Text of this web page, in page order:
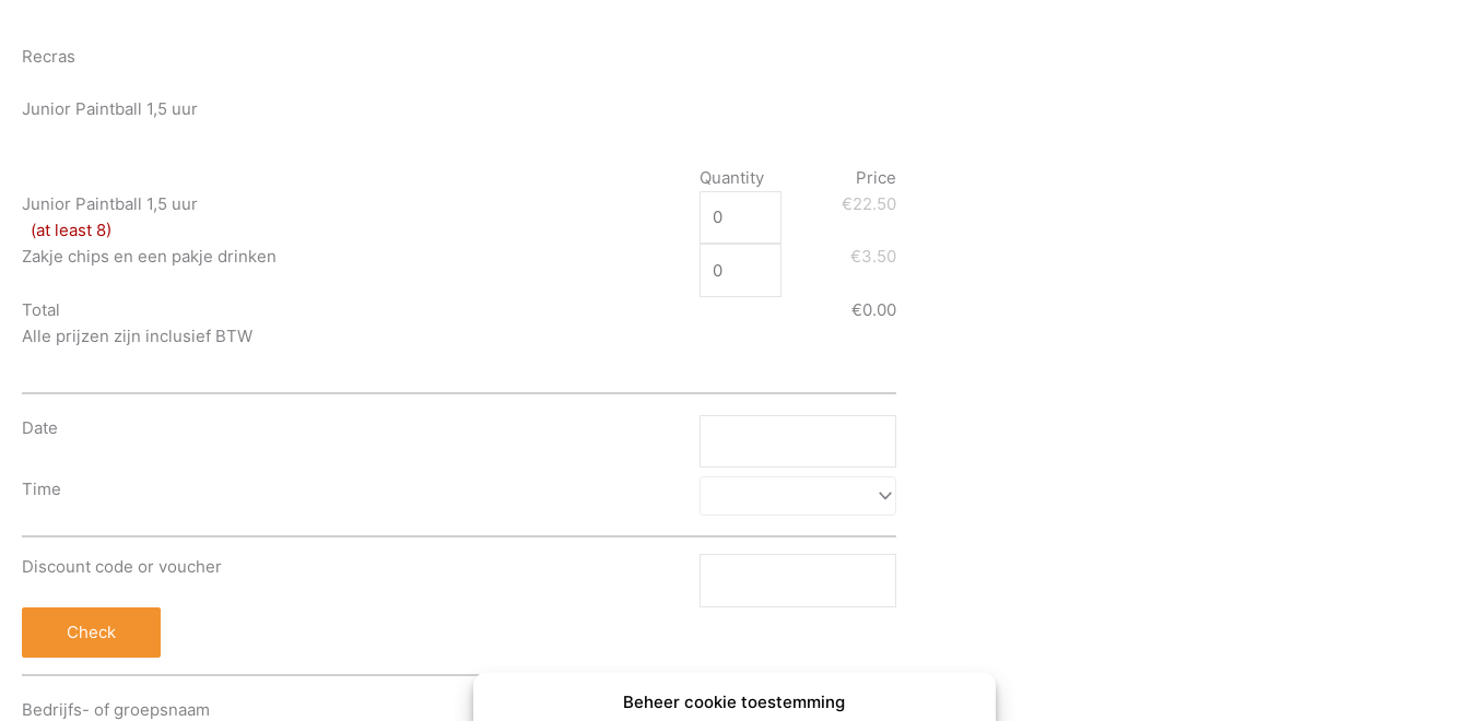
Beheer cookie toestemming
Recras
Junior Paintball 1,5 uur
Quantity
Price
Junior Paintball 1,5 uur
(at least 8)
€22.50
Zakje chips en een pakje drinken €3.50
Total
€0.00
Alle prijzen zijn inclusief BTW
Date
Time
Discount code or voucher
Check
Bedrijfs- of groepsnaam